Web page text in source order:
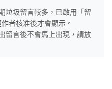
垃圾留言較多，已啟用「留
者核准後才會顯示。
留言後不會馬上出現，請放